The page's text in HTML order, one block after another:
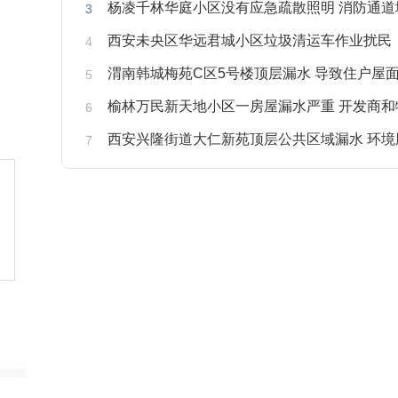
杨凌千林华庭小区没有应急疏散照明 消防通
西安未央区华远君城小区垃圾清运车作业扰民
渭南韩城梅苑C区5号楼顶层漏水 导致住户屋面被
榆林万民新天地小区一房屋漏水严重 开发商和物业不予
西安兴隆街道大仁新苑顶层公共区域漏水 环